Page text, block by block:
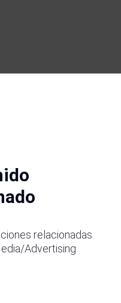
relacionadas
Advertising